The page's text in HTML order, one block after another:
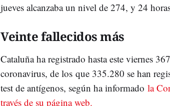
jueves alcanzaba un nivel de 274, y 24
Veinte fallecidos más
Cataluña ha registrado hasta este viernes
coronavirus, de los que 335.280 se han
test de antígenos, según ha informado la
través de su página web.